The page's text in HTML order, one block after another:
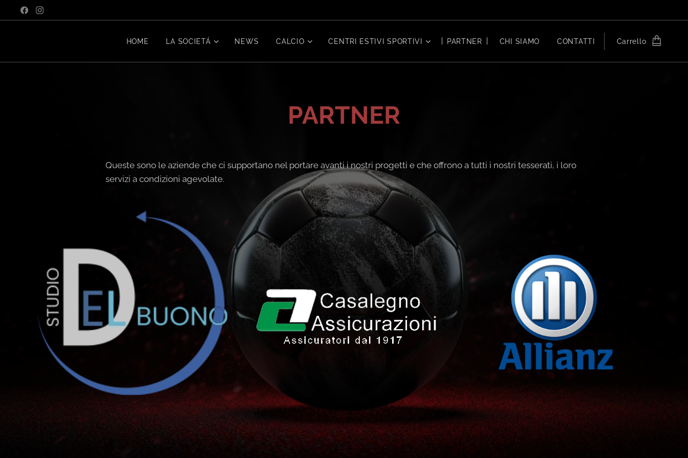
HOME LA SOCIETÁ NEWS CALCIO CENTRI ESTIVI SPORTIVI PARTNER CHI SIAMO CONTATTI Carrello
PARTNER
Queste sono le aziende che ci supportano nel portare avanti i nostri progetti e che offrono a tutti i nostri tesserati, i loro
servizi a condizioni agevolate.